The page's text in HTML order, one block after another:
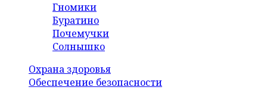
Гномики
Буратино
Почемучки
Солнышко
Охрана здоровья
Обеспечение безопасности